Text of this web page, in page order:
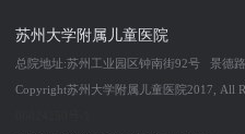
苏州大学附属儿童医院
总院地址:苏州工业园区钟南街92号 景德
Copyright苏州大学附属儿童医院2017, All